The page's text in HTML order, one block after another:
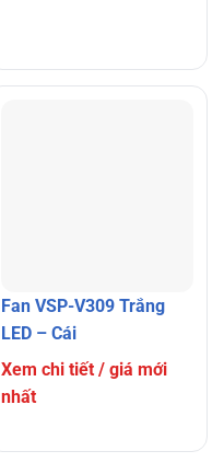
Fan VSP-V309 Trắng
LED – Cái
Xem chi tiết / giá mới
nhất